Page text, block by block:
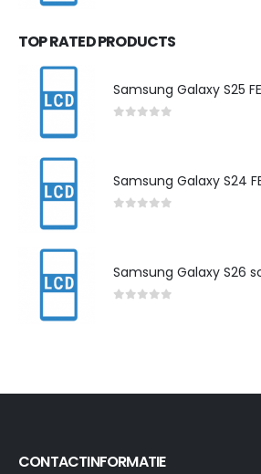
TOP RATED PRODUCTS
Samsung Galaxy S25
Samsung Galaxy S24
Samsung Galaxy S26
CONTACTINFORMATIE